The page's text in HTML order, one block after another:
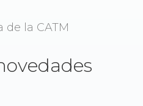
de la CATM